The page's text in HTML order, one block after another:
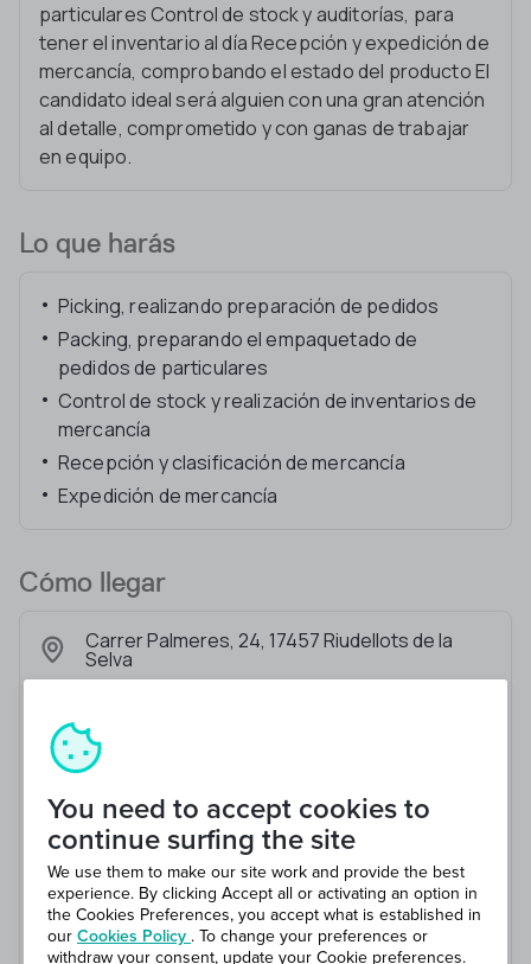
particulares Control de stock y auditorías, para
tener el inventario al día Recepción y expedición de
mercancía, comprobando el estado del producto El
candidato ideal será alguien con una gran atención
al detalle, comprometido y con ganas de trabajar
en equipo.
Lo que harás
Picking, realizando preparación de pedidos
Packing, preparando el empaquetado de
pedidos de particulares
Control de stock y realización de inventarios de
mercancía
Recepción y clasificación de mercancía
Expedición de mercancía
Cómo llegar
Carrer Palmeres, 24, 17457 Riudellots de la
Selva
You need to accept cookies to
continue surfing the site
We use them to make our site work and provide the best
experience. By clicking Accept all or activating an option in
the Cookies Preferences, you accept what is established in
our Cookies Policy . To change your preferences or
withdraw your consent, update your Cookie preferences.